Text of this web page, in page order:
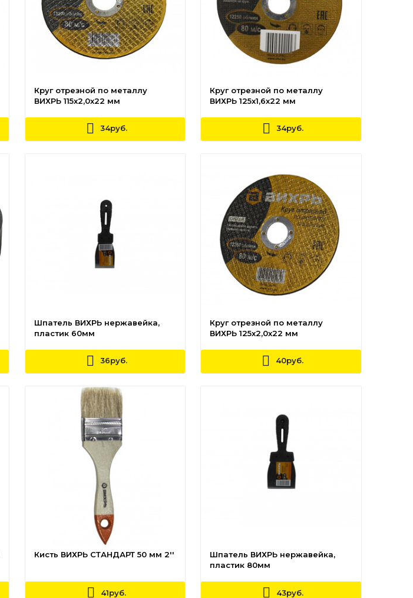
Круг отрезной по металлу
ВИХРЬ 115х2,0х22 мм
34руб.
Круг отрезной по металлу
ВИХРЬ 125х1,6х22 мм
34руб.
Шпатель ВИХРЬ нержавейка,
пластик 60мм
36руб.
Круг отрезной по металлу
ВИХРЬ 125х2,0х22 мм
40руб.
Кисть ВИХРЬ СТАНДАРТ 50 мм 2''
41руб.
Шпатель ВИХРЬ нержавейка,
пластик 80мм
43руб.